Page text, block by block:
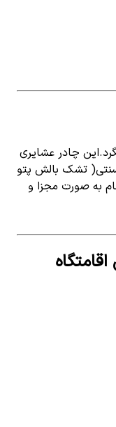
چادر عشایری
کف خواب سنتی( تشک بالش پتو
به صورت مجزا و